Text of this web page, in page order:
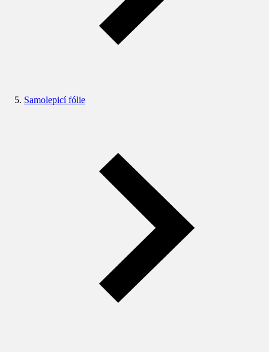
Samolepicí fólie